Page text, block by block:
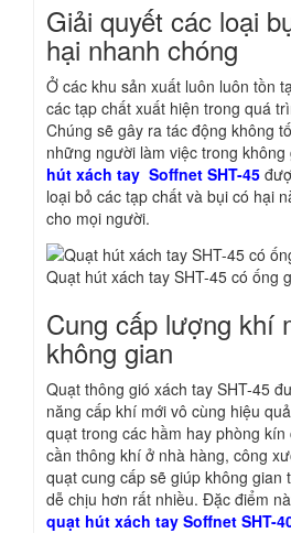
Giải quyết các loại
hại nhanh chóng
Ở các khu sản xuất luôn luôn tồn
các tạp chất xuất hiện trong quá
Chúng sẽ gây ra tác động không
những người làm việc trong không
hút xách tay Soffnet SHT-45
loại bỏ các tạp chất và bụi có hại
cho mọi người.
Quạt hút xách tay SHT-45 có ống
Cung cấp lượng khí
không gian
Quạt thông gió xách tay SHT-45
năng cấp khí mới vô cùng hiệu
quạt trong các hầm hay phòng
cần thông khí ở nhà hàng, công
quạt cung cấp sẽ giúp không gian
dễ chịu hơn rất nhiều. Đặc điểm
quạt hút xách tay Soffnet SHT-